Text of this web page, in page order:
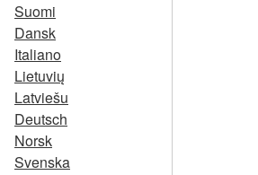
Suomi
Dansk
Italiano
Lietuvių
Latviešu
Deutsch
Norsk
Svenska